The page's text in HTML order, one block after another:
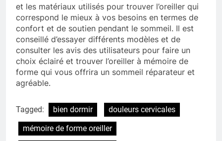
et les matériaux utilisés pour trouver l’oreiller qui
correspond le mieux à vos besoins en termes de
confort et de soutien pendant le sommeil. Il est
conseillé d’essayer différents modèles et de
consulter les avis des utilisateurs pour faire un
choix éclairé et trouver l’oreiller à mémoire de
forme qui vous offrira un sommeil réparateur et
agréable.
Tagged: bien dormir
douleurs cervicales
mémoire de forme oreiller